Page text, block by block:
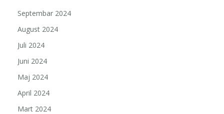
Septembar 2024
August 2024
Juli 2024
Juni 2024
Maj 2024
April 2024
Mart 2024